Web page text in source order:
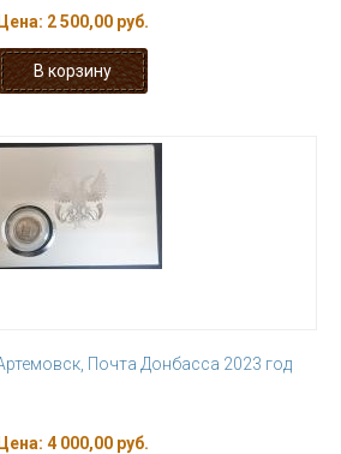
Цена: 2 500,00 руб.
Почта Донбасса 2023 год
Цена: 4 000,00 руб.